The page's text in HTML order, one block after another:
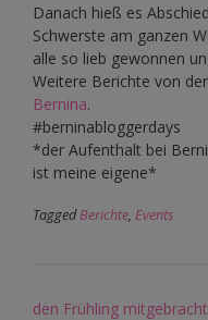
Danach hieß es
Schwerste am ganzen
alle so lieb gewonnen
Weitere Berichte von
Bernina.
#berninabloggerdays
*der Aufenthalt bei
ist meine eigene*
TaggedBerichte, Events
Post
den Frühling